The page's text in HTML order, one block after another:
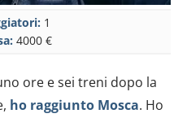
1
4000 €
ore e sei treni dopo la
ho raggiunto Mosca. Ho